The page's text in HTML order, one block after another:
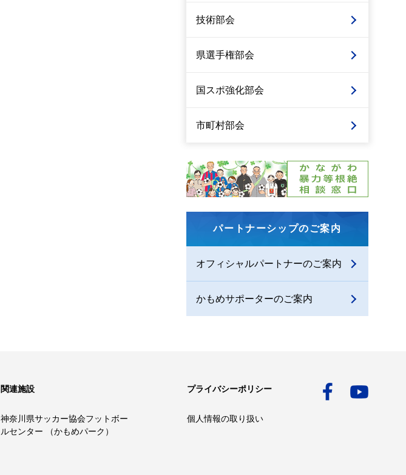
技術部会
県選手権部会
国スポ強化部会
市町村部会
パートナーシップのご案内
オフィシャルパートナーのご案内
かもめサポーターのご案内
関連施設
神奈川県サッカー協会フットボー
ルセンター （かもめパーク）
プライバシーポリシー
個人情報の取り扱い